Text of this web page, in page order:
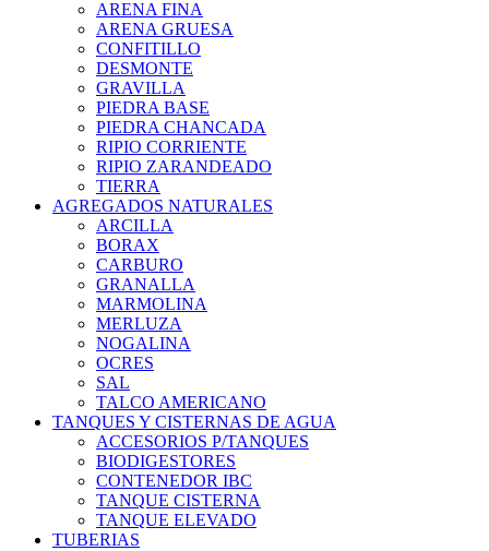
ARENA FINA
ARENA GRUESA
CONFITILLO
DESMONTE
GRAVILLA
PIEDRA BASE
PIEDRA CHANCADA
RIPIO CORRIENTE
RIPIO ZARANDEADO
TIERRA
AGREGADOS NATURALES
ARCILLA
BORAX
CARBURO
GRANALLA
MARMOLINA
MERLUZA
NOGALINA
OCRES
SAL
TALCO AMERICANO
TANQUES Y CISTERNAS DE AGUA
ACCESORIOS P/TANQUES
BIODIGESTORES
CONTENEDOR IBC
TANQUE CISTERNA
TANQUE ELEVADO
TUBERIAS